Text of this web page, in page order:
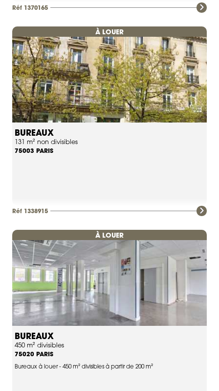
Réf 1370165
À LOUER
BUREAUX
131 m² non divisibles
75003 PARIS
Réf 1338915
À LOUER
BUREAUX
450 m² divisibles
75020 PARIS
Bureaux à louer - 450 m² divisibles à partir de 200 m²